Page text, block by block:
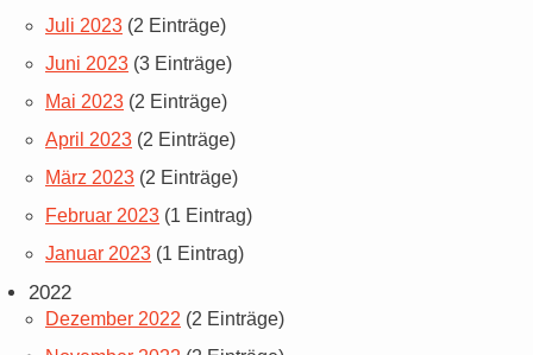
Juli 2023 (2 Einträge)
Juni 2023 (3 Einträge)
Mai 2023 (2 Einträge)
April 2023 (2 Einträge)
März 2023 (2 Einträge)
Februar 2023 (1 Eintrag)
Januar 2023 (1 Eintrag)
2022
Dezember 2022 (2 Einträge)